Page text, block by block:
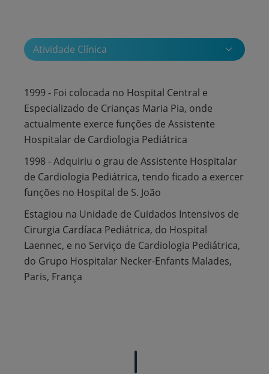
Atividade Clínica
1999 - Foi colocada no Hospital Central e
Especializado de Crianças Maria Pia, onde
actualmente exerce funções de Assistente
Hospitalar de Cardiologia Pediátrica
1998 - Adquiriu o grau de Assistente Hospitalar
de Cardiologia Pediátrica, tendo ficado a exercer
funções no Hospital de S. João
Estagiou na Unidade de Cuidados Intensivos de
Cirurgia Cardíaca Pediátrica, do Hospital
Laennec, e no Serviço de Cardiologia Pediátrica,
do Grupo Hospitalar Necker-Enfants Malades,
Paris, França